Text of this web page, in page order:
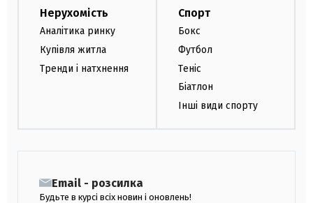
Нерухомість
Аналітика ринку
Купівля житла
Тренди і натхнення
Спорт
Бокс
Футбол
Теніс
Біатлон
Інші види спорту
Email - розсилка
Будьте в курсі всіх новин і оновлень!